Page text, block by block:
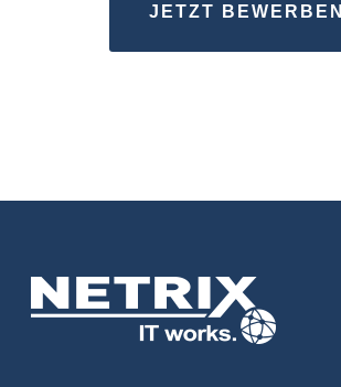
JETZT BEWERBEN